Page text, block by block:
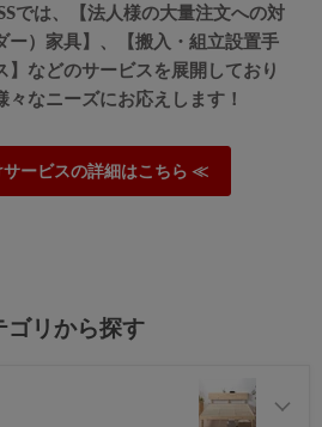
っと見る≪
では、【法人様の大量注文への対
ー）家具】、【搬入・組立設置手
】などのサービスを展開しており
々なニーズにお応えします！
ービスの詳細はこちら ≪
ゴリから探す